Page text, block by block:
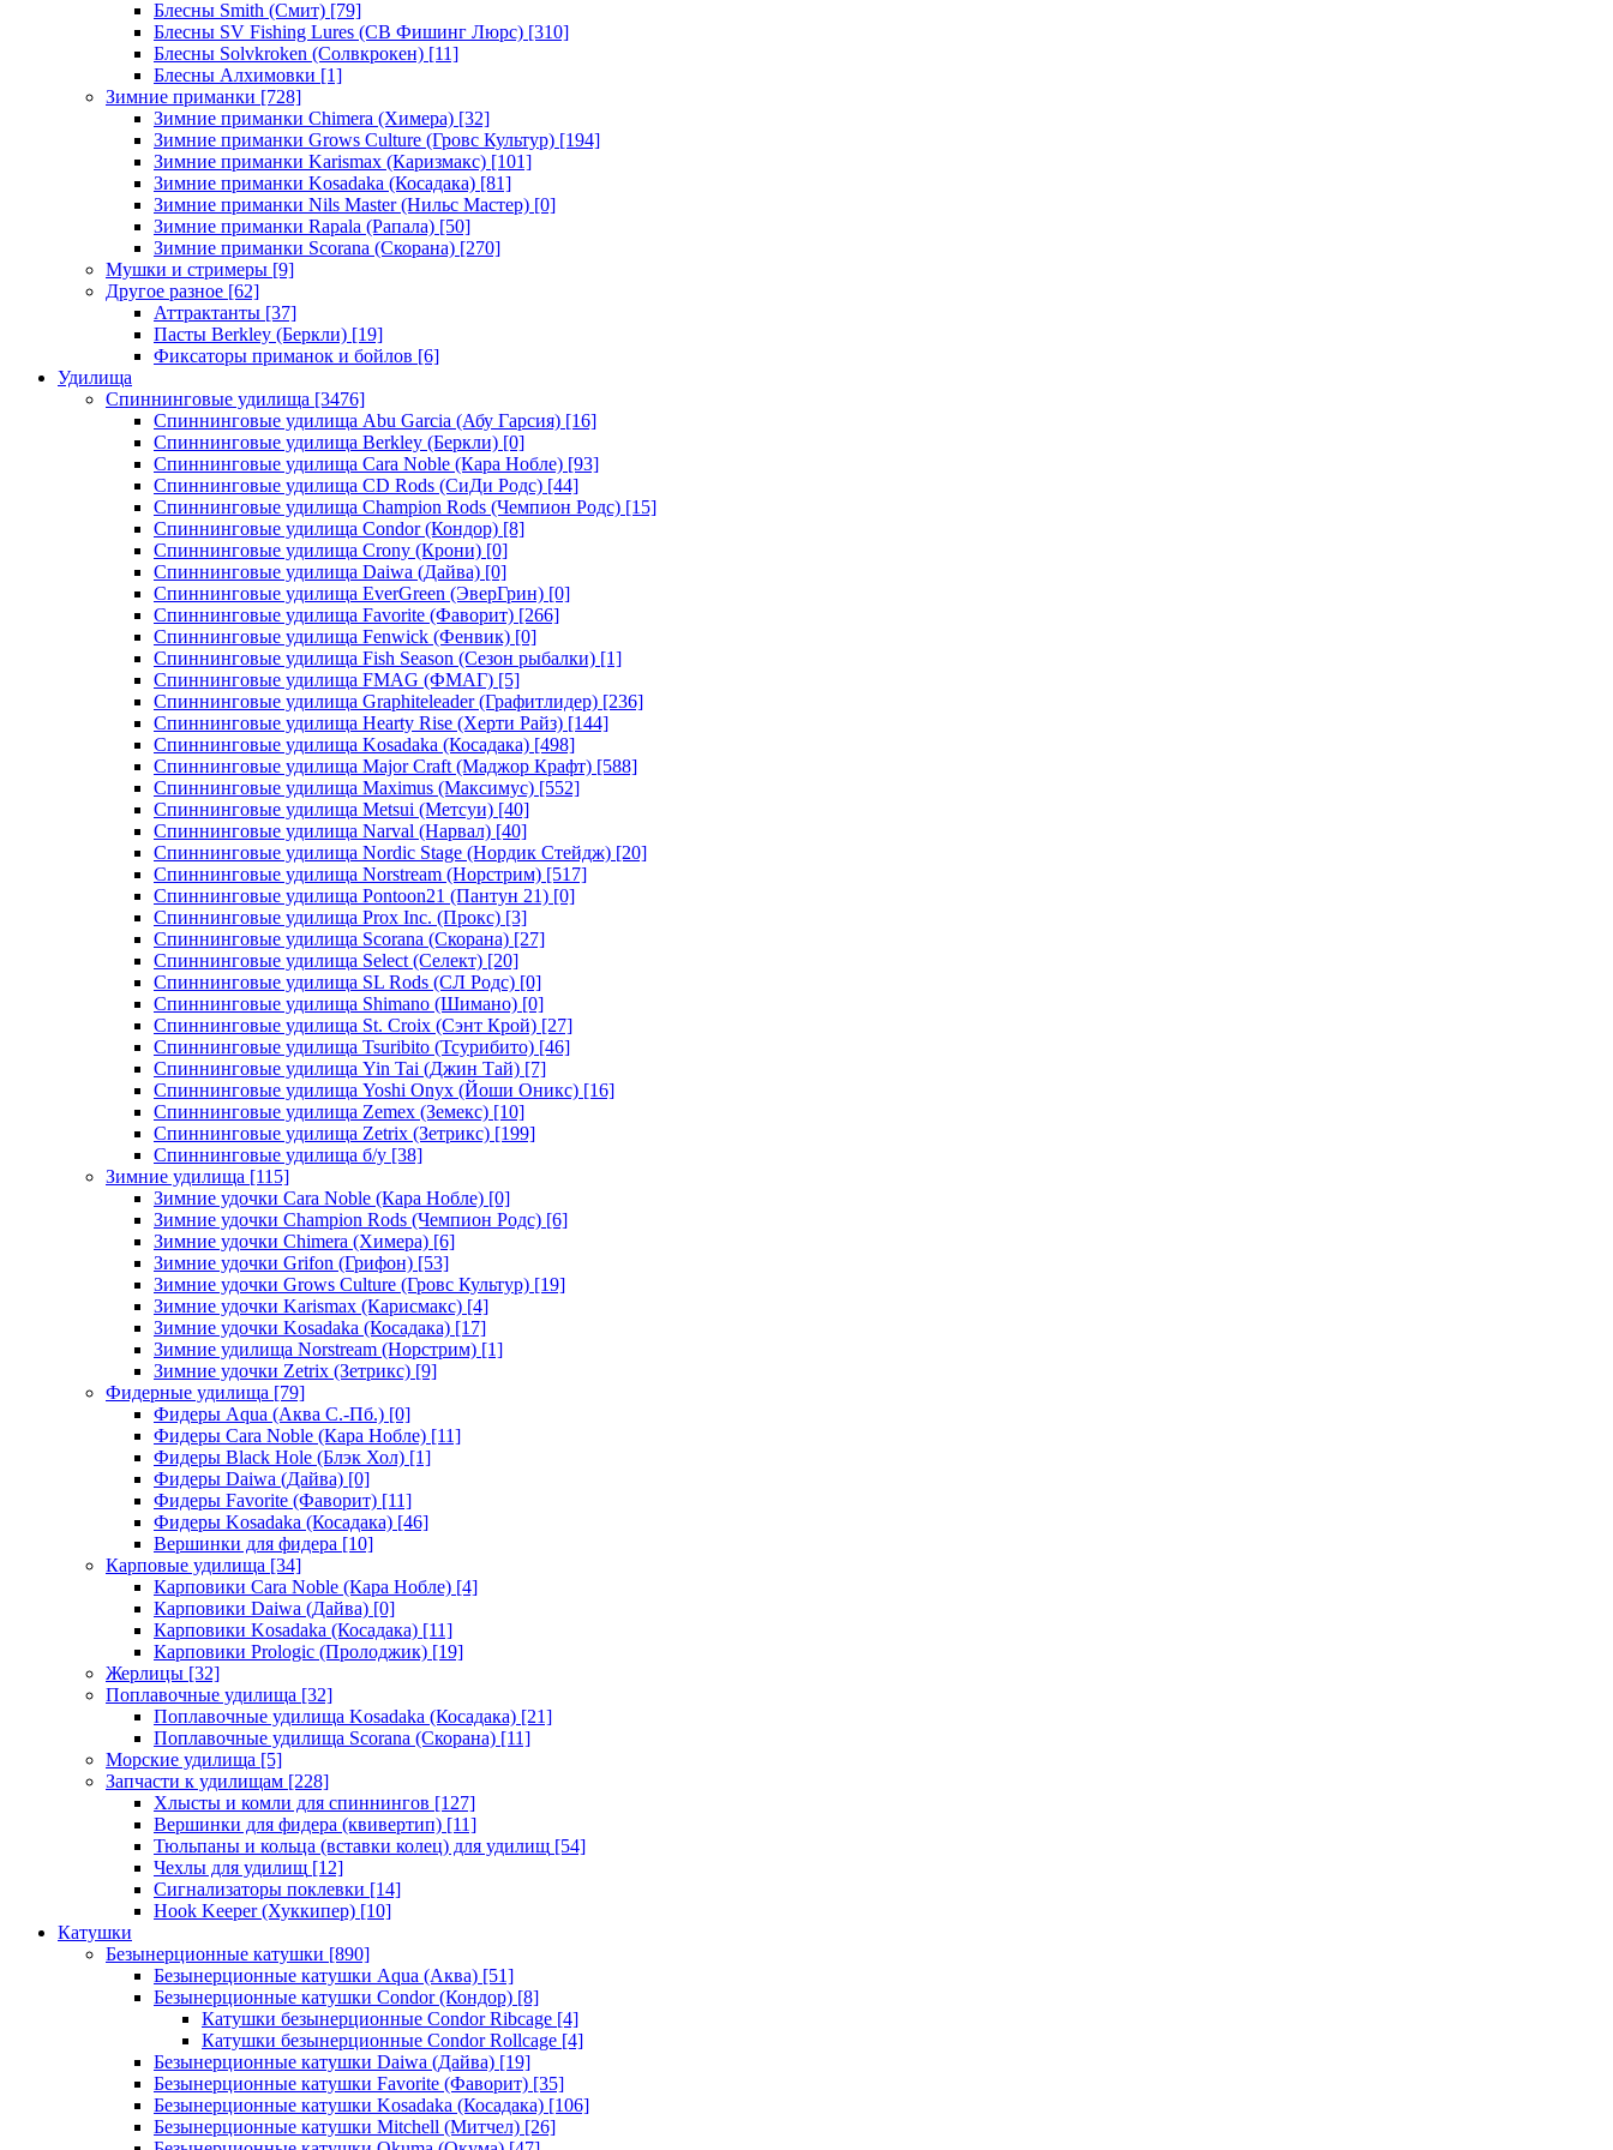
Блесны Smith (Смит) [79]
Блесны SV Fishing Lures (СВ Фишинг Люрс) [310]
Блесны Solvkroken (Солвкрокен) [11]
Блесны Алхимовки [1]
Зимние приманки [728]
Зимние приманки Chimera (Химера) [32]
Зимние приманки Grows Culture (Гровс Культур) [194]
Зимние приманки Karismax (Каризмакс) [101]
Зимние приманки Kosadaka (Косадака) [81]
Зимние приманки Nils Master (Нильс Мастер) [0]
Зимние приманки Rapala (Рапала) [50]
Зимние приманки Scorana (Скорана) [270]
Мушки и стримеры [9]
Другое разное [62]
Аттрактанты [37]
Пасты Berkley (Беркли) [19]
Фиксаторы приманок и бойлов [6]
Удилища
Спиннинговые удилища [3476]
Спиннинговые удилища Abu Garcia (Абу Гарсия) [16]
Спиннинговые удилища Berkley (Беркли) [0]
Спиннинговые удилища Cara Noble (Кара Нобле) [93]
Спиннинговые удилища CD Rods (СиДи Родс) [44]
Спиннинговые удилища Champion Rods (Чемпион Родс) [15]
Спиннинговые удилища Condor (Кондор) [8]
Спиннинговые удилища Crony (Крони) [0]
Спиннинговые удилища Daiwa (Дайва) [0]
Спиннинговые удилища EverGreen (ЭверГрин) [0]
Спиннинговые удилища Favorite (Фаворит) [266]
Спиннинговые удилища Fenwick (Фенвик) [0]
Спиннинговые удилища Fish Season (Сезон рыбалки) [1]
Спиннинговые удилища FMAG (ФМАГ) [5]
Спиннинговые удилища Graphiteleader (Графитлидер) [236]
Спиннинговые удилища Hearty Rise (Херти Райз) [144]
Спиннинговые удилища Kosadaka (Косадака) [498]
Спиннинговые удилища Major Craft (Маджор Крафт) [588]
Спиннинговые удилища Maximus (Максимус) [552]
Спиннинговые удилища Metsui (Метсуи) [40]
Спиннинговые удилища Narval (Нарвал) [40]
Спиннинговые удилища Nordic Stage (Нордик Стейдж) [20]
Спиннинговые удилища Norstream (Норстрим) [517]
Спиннинговые удилища Pontoon21 (Пантун 21) [0]
Спиннинговые удилища Prox Inc. (Прокс) [3]
Спиннинговые удилища Scorana (Скорана) [27]
Спиннинговые удилища Select (Селект) [20]
Спиннинговые удилища SL Rods (СЛ Родс) [0]
Спиннинговые удилища Shimano (Шимано) [0]
Спиннинговые удилища St. Croix (Сэнт Крой) [27]
Спиннинговые удилища Tsuribito (Тсурибито) [46]
Спиннинговые удилища Yin Tai (Джин Тай) [7]
Спиннинговые удилища Yoshi Onyx (Йоши Оникс) [16]
Спиннинговые удилища Zemex (Земекс) [10]
Спиннинговые удилища Zetrix (Зетрикс) [199]
Спиннинговые удилища б/у [38]
Зимние удилища [115]
Зимние удочки Cara Noble (Кара Нобле) [0]
Зимние удочки Champion Rods (Чемпион Родс) [6]
Зимние удочки Chimera (Химера) [6]
Зимние удочки Grifon (Грифон) [53]
Зимние удочки Grows Culture (Гровс Культур) [19]
Зимние удочки Karismax (Карисмакс) [4]
Зимние удочки Kosadaka (Косадака) [17]
Зимние удилища Norstream (Норстрим) [1]
Зимние удочки Zetrix (Зетрикс) [9]
Фидерные удилища [79]
Фидеры Aqua (Аква С.-Пб.) [0]
Фидеры Cara Noble (Кара Нобле) [11]
Фидеры Black Hole (Блэк Хол) [1]
Фидеры Daiwa (Дайва) [0]
Фидеры Favorite (Фаворит) [11]
Фидеры Kosadaka (Косадака) [46]
Вершинки для фидера [10]
Карповые удилища [34]
Карповики Cara Noble (Кара Нобле) [4]
Карповики Daiwa (Дайва) [0]
Карповики Kosadaka (Косадака) [11]
Карповики Prologic (Пролоджик) [19]
Жерлицы [32]
Поплавочные удилища [32]
Поплавочные удилища Kosadaka (Косадака) [21]
Поплавочные удилища Scorana (Скорана) [11]
Морские удилища [5]
Запчасти к удилищам [228]
Хлысты и комли для спиннингов [127]
Вершинки для фидера (квивертип) [11]
Тюльпаны и кольца (вставки колец) для удилищ [54]
Чехлы для удилищ [12]
Сигнализаторы поклевки [14]
Hook Keeper (Хуккипер) [10]
Катушки
Безынерционные катушки [890]
Безынерционные катушки Aqua (Аква) [51]
Безынерционные катушки Condor (Кондор) [8]
Катушки безынерционные Condor Ribcage [4]
Катушки безынерционные Condor Rollcage [4]
Безынерционные катушки Daiwa (Дайва) [19]
Безынерционные катушки Favorite (Фаворит) [35]
Безынерционные катушки Kosadaka (Косадака) [106]
Безынерционные катушки Mitchell (Митчел) [26]